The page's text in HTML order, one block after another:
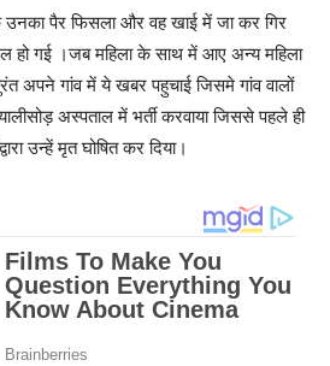
पैर फिसला और वह खाई में जा कर गिर
हो गई ।जब महिला के साथ में आए अन्य महिला
अपने गांव में ये खबर पहुचाई जिसमे गांव वालों
अस्पताल में भर्ती करवाया जिससे पहले ही
उन्हें मृत घोषित कर दिया।